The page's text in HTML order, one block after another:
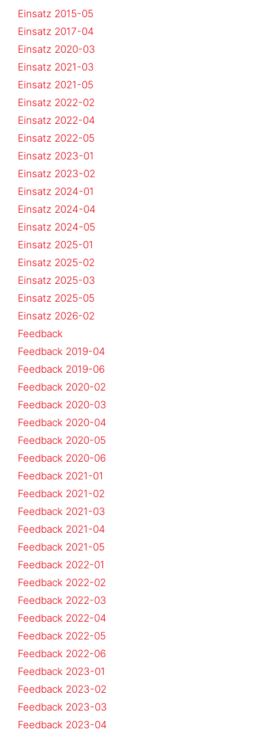
Einsatz 2015-05
Einsatz 2017-04
Einsatz 2020-03
Einsatz 2021-03
Einsatz 2021-05
Einsatz 2022-02
Einsatz 2022-04
Einsatz 2022-05
Einsatz 2023-01
Einsatz 2023-02
Einsatz 2024-01
Einsatz 2024-04
Einsatz 2024-05
Einsatz 2025-01
Einsatz 2025-02
Einsatz 2025-03
Einsatz 2025-05
Einsatz 2026-02
Feedback
Feedback 2019-04
Feedback 2019-06
Feedback 2020-02
Feedback 2020-03
Feedback 2020-04
Feedback 2020-05
Feedback 2020-06
Feedback 2021-01
Feedback 2021-02
Feedback 2021-03
Feedback 2021-04
Feedback 2021-05
Feedback 2022-01
Feedback 2022-02
Feedback 2022-03
Feedback 2022-04
Feedback 2022-05
Feedback 2022-06
Feedback 2023-01
Feedback 2023-02
Feedback 2023-03
Feedback 2023-04